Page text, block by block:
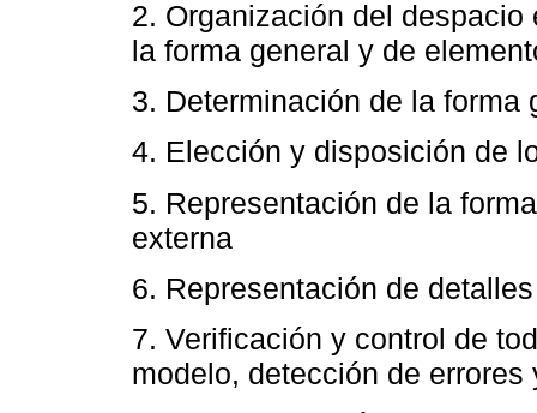
2. Organización del
la forma general y de
3. Determinación de la forma
4. Elección y disposición de
5. Representación de la
externa
6. Representación de
7. Verificación y control de
modelo, detección de